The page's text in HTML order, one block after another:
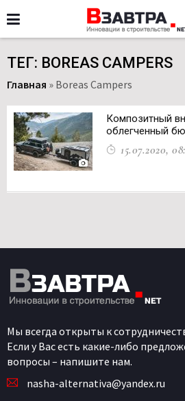
ТЕГ: BOREAS CAMPERS
Главная » Boreas Campers
Композитный
облегченный
15.07.2020,
Мы всегда открыты к
Если у Вас есть какие-либо
вопросы – напишите нам.
nasha-alternativa@yandex.ru